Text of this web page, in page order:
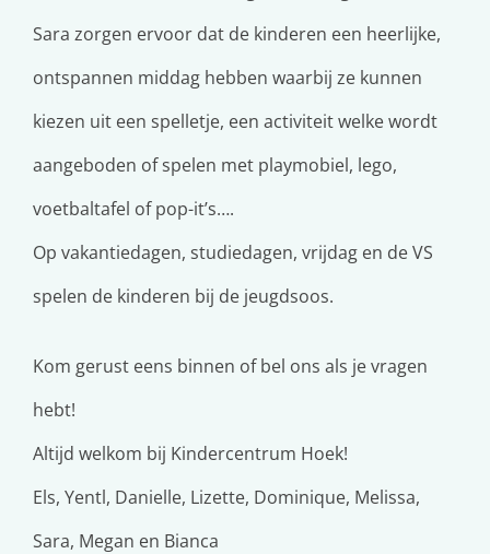
Sara zorgen ervoor dat de kinderen een heerlijke,
ontspannen middag hebben waarbij ze kunnen
kiezen uit een spelletje, een activiteit welke wordt
aangeboden of spelen met playmobiel, lego,
voetbaltafel of pop-it’s….
Op vakantiedagen, studiedagen, vrijdag en de VS
spelen de kinderen bij de jeugdsoos.
Kom gerust eens binnen of bel ons als je vragen
hebt!
Altijd welkom bij Kindercentrum Hoek!
Els, Yentl, Danielle, Lizette, Dominique, Melissa,
Sara, Megan en Bianca